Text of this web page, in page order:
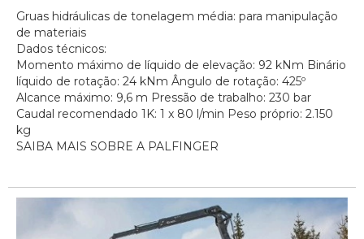
Gruas hidráulicas de tonelagem média: para manipulação
de materiais
Dados técnicos:
Momento máximo de líquido de elevação: 92 kNm Binário
líquido de rotação: 24 kNm Ângulo de rotação: 425º
Alcance máximo: 9,6 m Pressão de trabalho: 230 bar
Caudal recomendado 1K: 1 x 80 l/min Peso próprio: 2.150
kg
SAIBA MAIS SOBRE A PALFINGER